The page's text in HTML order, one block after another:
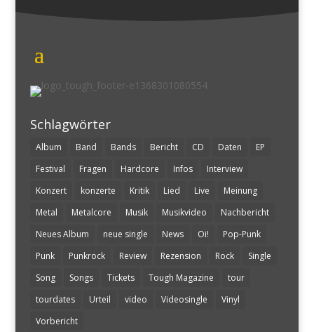
Schlagwörter
Album Band Bands Bericht CD Daten
EP
Festival
Fragen Hardcore Infos
Interview
Konzert
konzerte Kritik Lied Live
Meinung
Metal
Metalcore Musik Musikvideo
Nachbericht
Neues Album
neue single News Oi!
Pop-Punk
Punk
Punkrock Review Rezension Rock
Single
Song
Songs Tickets Tough Magazine
tour
tourdates
Urteil video Videosingle
Vinyl
Vorbericht